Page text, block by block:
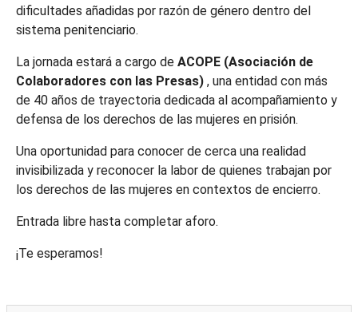
dificultades añadidas por razón de género dentro del
sistema penitenciario.
La jornada estará a cargo de ACOPE (Asociación de
Colaboradores con las Presas) , una entidad con más
de 40 años de trayectoria dedicada al acompañamiento y
defensa de los derechos de las mujeres en prisión.
Una oportunidad para conocer de cerca una realidad
invisibilizada y reconocer la labor de quienes trabajan por
los derechos de las mujeres en contextos de encierro.
Entrada libre hasta completar aforo.
¡Te esperamos!